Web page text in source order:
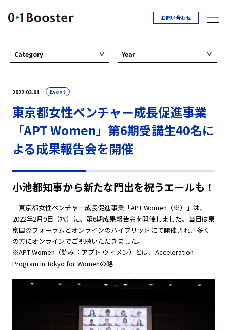
お問い合わせ
2022.03.01 Event
東京都女性ベンチャー成長促進事業
「APT Women」第6期受講生40名に
よる成果報告会を開催
小池都知事から新たな門出を祝うエールも！
東京都女性ベンチャー成長促進事業「APT Women（※）」は、
2022年2月9日（水）に、第6期成果報告会を開催しました。当日は東
京国際フォーラムとオンラインのハイブリッドにて開催され、多く
の方にオンラインでご視聴いただきました。
※APT Women（読み：アプト ウィメン）とは、Acceleration
Program in Tokyo for Womenの略
Category Year